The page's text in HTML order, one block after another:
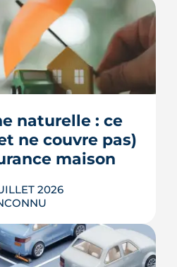
faibles émissions a
2026, avant
le Conseil
vignette Crit'Air
dans l'intra-rocade.
L'ARTICLE
naturelle : ce
ne couvre pas)
maison
2026